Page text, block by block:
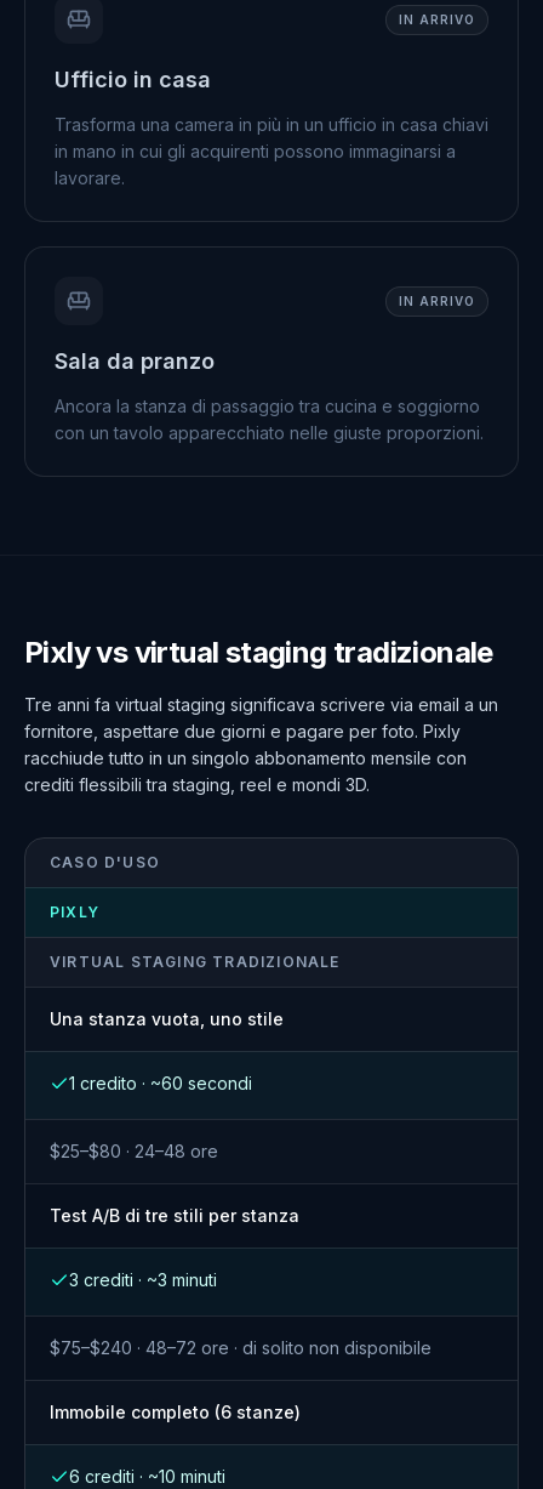
IN ARRIVO
Ufficio in casa
Trasforma una camera in più in un ufficio in casa chiavi
in mano in cui gli acquirenti possono immaginarsi a
lavorare.
IN ARRIVO
Sala da pranzo
Ancora la stanza di passaggio tra cucina e soggiorno
con un tavolo apparecchiato nelle giuste proporzioni.
Pixly vs virtual staging tradizionale
Tre anni fa virtual staging significava scrivere via email a un
fornitore, aspettare due giorni e pagare per foto. Pixly
racchiude tutto in un singolo abbonamento mensile con
crediti flessibili tra staging, reel e mondi 3D.
CASO D'USO
PIXLY
VIRTUAL STAGING TRADIZIONALE
Una stanza vuota, uno stile
1 credito · ~60 secondi
$25–$80 · 24–48 ore
Test A/B di tre stili per stanza
3 crediti · ~3 minuti
$75–$240 · 48–72 ore · di solito non disponibile
Immobile completo (6 stanze)
6 crediti · ~10 minuti